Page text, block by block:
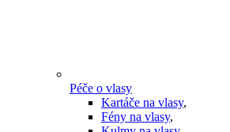
Péče o vlasy
Kartáče na vlasy,
Fény na vlasy,